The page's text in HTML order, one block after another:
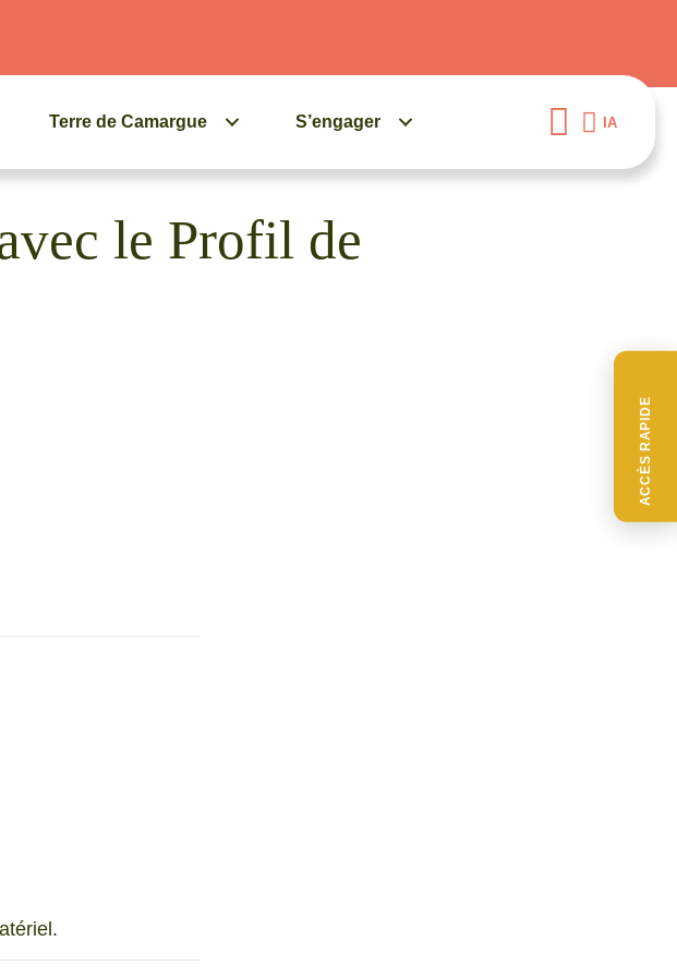
ACCÈS RAPIDE
Terre de Camargue S’engager IA
le Profil de